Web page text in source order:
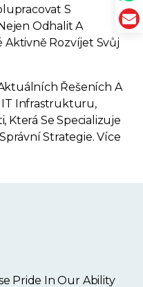
S
Odhalit A
Aktivně Rozvíjet Svůj
Řešeních A
IT Infrastrukturu,
Která Se Specializuje
Strategie. Více
Pride In Our Ability